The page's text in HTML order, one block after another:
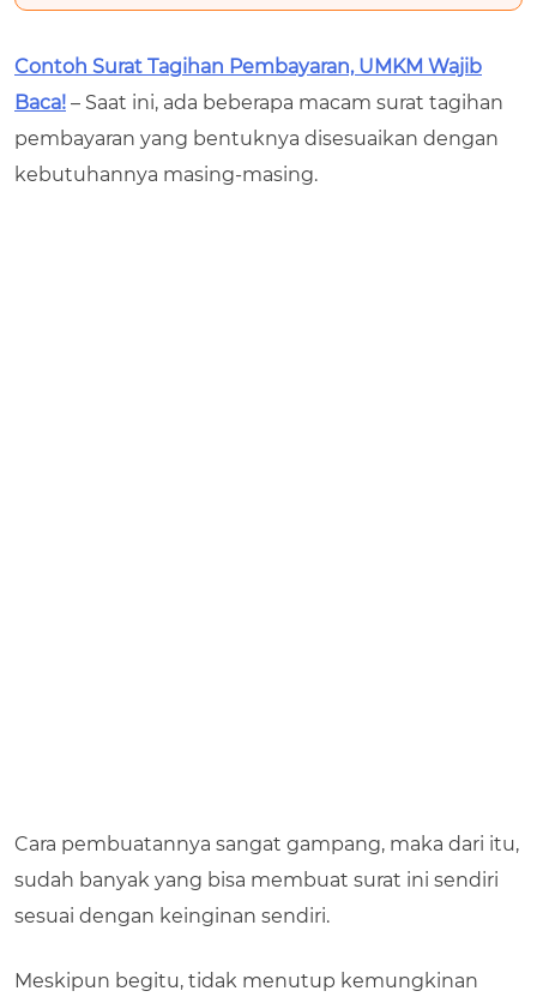
Contoh Surat Tagihan Pembayaran, UMKM Wajib
Baca! – Saat ini, ada beberapa macam surat tagihan
pembayaran yang bentuknya disesuaikan dengan
kebutuhannya masing-masing.
Cara pembuatannya sangat gampang, maka dari itu,
sudah banyak yang bisa membuat surat ini sendiri
sesuai dengan keinginan sendiri.
Meskipun begitu, tidak menutup kemungkinan